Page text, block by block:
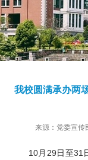
我校圆满承办两
来源：党委宣传
10月29日至31